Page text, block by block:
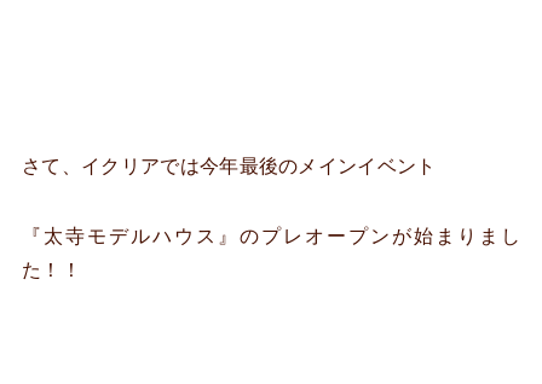
さて、イクリアでは今年最後のメインイベント
『太寺モデルハウス』のプレオープンが始まりまし
た！！